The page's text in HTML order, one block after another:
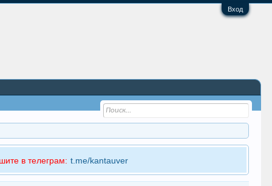
Вход
в телеграм: t.me/kantauver